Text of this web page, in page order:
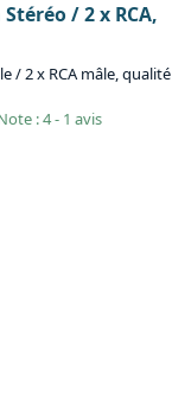
/ 2 x RCA,
/ 2 x RCA mâle, qualité
: 4 - 1 avis